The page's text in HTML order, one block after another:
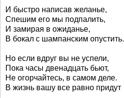
И быстро написав желанье,
Спешим его мы подпалить,
И замирая в ожиданье,
В бокал с шампанским опустить.
Но если вдруг вы не успели,
Пока часы двенадцать бьют,
Не огорчайтесь, в самом деле.
В жизнь вашу все равно придут